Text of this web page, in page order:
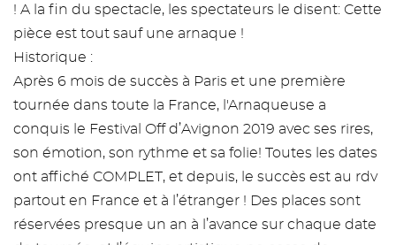
! A la fin du spectacle, les spectateurs le disent: Cette
pièce est tout sauf une arnaque !
Historique :
Après 6 mois de succès à Paris et une première
tournée dans toute la France, l'Arnaqueuse a
conquis le Festival Off d’Avignon 2019 avec ses rires,
son émotion, son rythme et sa folie! Toutes les dates
ont affiché COMPLET, et depuis, le succès est au rdv
partout en France et à l’étranger ! Des places sont
réservées presque un an à l’avance sur chaque date